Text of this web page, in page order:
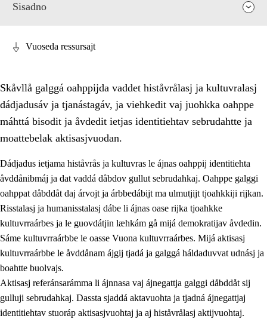
Sisadno
Åhpadusá árvvovuodo
1.1 Almasjárvvo
1.2 Identitiehtta ja kultuvralasj moattevuohta
1.3 Lájttális ájádallam ja estetihkalasj diedulasjvuohta
1.5 Vieledus luonnduj ja birásdiedulasjvuohta
1.6 Demokratijja ja oassálasstem
Vuoseda ressursajt
Skåvllå galggá oahppijda vaddet histåvrålasj ja kultuvralasj
dádjadusáv ja tjanástagáv, ja viehkedit vaj juohkka oahppe
máhttá bisodit ja åvdedit ietjas identitiehtav sebrudahtte ja
moattebelak aktisasjvuodan.
Dádjadus ietjama histåvrås ja kultuvras le ájnas oahppij identitiehta
åvddånibmáj ja dat vaddá dåbdov gullut sebrudahkaj. Oahppe galggi
oahppat dåbddåt daj árvojt ja árbbedábijt ma ulmutjijt tjoahkkiji rijkan.
Risstalasj ja humanisstalasj dábe li ájnas oase rijka tjoahkke
kultuvrraárbes ja le guovdátjin læhkám gå mijá demokratijav åvdedin.
Sáme kultuvrraárbbe le oasse Vuona kultuvrraárbes. Mijá aktisasj
kultuvrraárbbe le åvddånam ájgij tjadá ja galggá háldaduvvat udnásj ja
boahtte buolvajs.
Aktisasj referánsarámma li ájnnasa vaj ájnegattja galggi dåbddåt sij
gulluji sebrudahkaj. Dassta sjaddá aktavuohta ja tjadná ájnegattjaj
identitiehtav stuoráp aktisasjvuohtaj ja aj histåvrålasj aktijvuohtaj.